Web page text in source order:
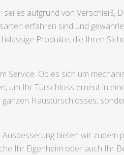
es aufgrund von Verschleiß,
erfahren sind und
Produkte, die Ihren
Service. Ob es sich um
um Ihr Türschloss erneut in
Haustürschlosses,
bieten wir zudem
Ihr Eigenheim oder auch Ihr